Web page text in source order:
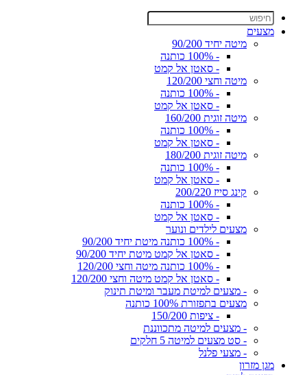
מצעים
מיטה יחיד 90/200
- 100% כותנה
- סאטן אל קמט
מיטה וחצי 120/200
- 100% כותנה
- סאטן אל קמט
מיטה זוגית 160/200
- 100% כותנה
- סאטן אל קמט
מיטה זוגית 180/200
- 100% כותנה
- סאטן אל קמט
קינג סייז 200/220
- 100% כותנה
- סאטן אל קמט
מצעים לילדים ונוער
- 100% כותנה מיטת יחיד 90/200
- סאטן אל קמט מיטת יחיד 90/200
- 100% כותנה מיטה וחצי 120/200
- סאטן אל קמט מיטה וחצי 120/200
- מצעים למיטת מעבר ומיטת תינוק
מצעים בתפזורת 100% כותנה
- ציפות 150/200
- מצעים למיטה מתכווננת
- סט מצעים למיטה 5 חלקים
- מצעי פלנל
מגן מזרון